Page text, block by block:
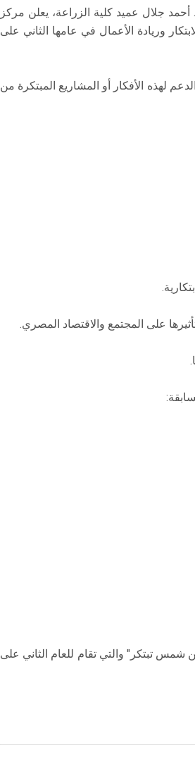
جلال عميد كلية الزراعة، يعلن مركز
وريادة الأعمال في عامها الثاني على
4 أفراد وسوف يتم تقديم الدعم لهذه الأفكار أو المشاريع المبتكرة من
على المجتمع والاقتصاد المصري.
شمس تبتكر" والتي تقام للعام الثاني على